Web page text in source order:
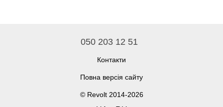
050 203 12 51
Контакти
Повна версія сайту
© Revolt 2014-2026